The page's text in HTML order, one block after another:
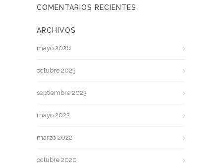
COMENTARIOS RECIENTES
ARCHIVOS
mayo 2026
octubre 2023
septiembre 2023
mayo 2023
marzo 2022
octubre 2020